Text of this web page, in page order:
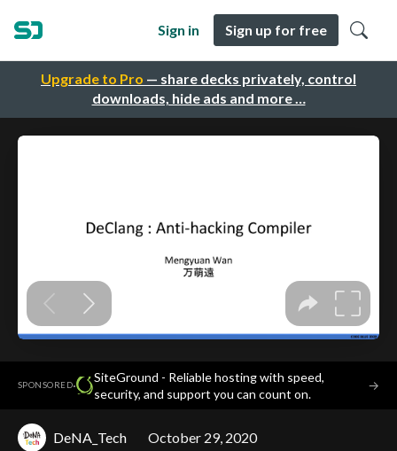
Upgrade to Pro — share decks privately, control
downloads, hide ads and more …
Sign in Sign up for free
SPONSORED·
SiteGround - Reliable hosting with speed,
security, and support you can count on.
→
DeNA_Tech October 29, 2020